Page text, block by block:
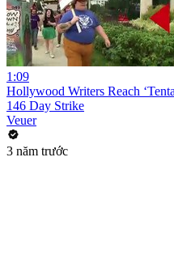
1:09
Hollywood Writers Reach
146 Day Strike
Veuer
3 năm trước